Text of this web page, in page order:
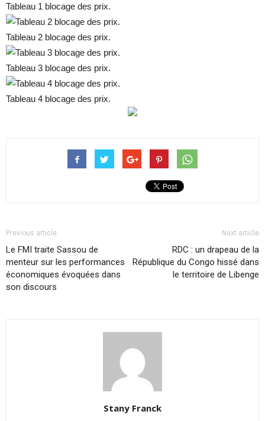
Tableau 1 blocage des prix.
Tableau 2 blocage des prix.
Tableau 3 blocage des prix.
Tableau 4 blocage des prix.
Previous article
Le FMI traite Sassou de
menteur sur les performances
économiques évoquées dans
son discours
Next article
RDC : un drapeau de la
République du Congo hissé dans
le territoire de Libenge
Stany Franck